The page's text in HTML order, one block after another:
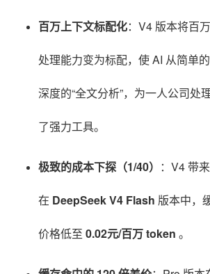
百万上下文标配化：V4 版本将百
处理能力变为标配，使 AI 从简单
深度的“全文分析”，为一人公司处
了强力工具。
极致的成本下探（1/40） ：V4 带
在 DeepSeek V4 Flash 版本中，
价格低至 0.02元/百万 token 。